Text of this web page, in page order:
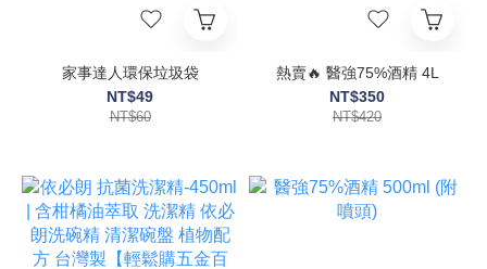
家事達人環保垃圾袋
NT$49
NT$60
熱賣🔥 醫強75%酒精 4L
NT$350
NT$420